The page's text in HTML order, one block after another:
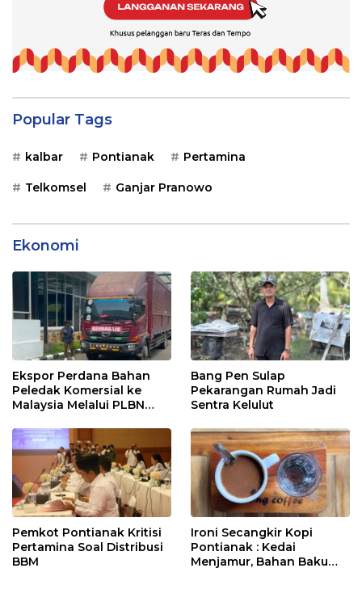
Popular Tags
kalbar Pontianak Pertamina
Telkomsel Ganjar Pranowo
Ekonomi
Ekspor Perdana Bahan
Peledak Komersial ke
Malaysia Melalui PLBN
Bang Pen Sulap
Pekarangan Rumah Jadi
Sentra Kelulut
Pemkot Pontianak Kritisi
Pertamina Soal Distribusi
BBM
Ironi Secangkir Kopi
Pontianak : Kedai
Menjamur, Bahan Baku